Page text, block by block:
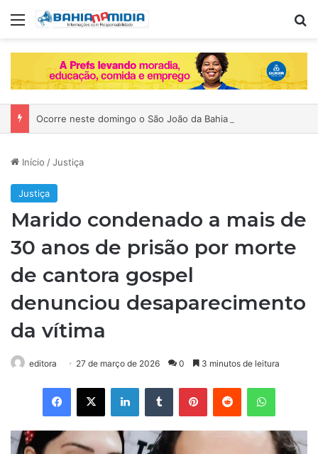
Menu
Início /Justiça
Justiça
Marido condenado a mais de
30 anos de prisão por morte
de cantora gospel
denunciou desaparecimento
da vítima
editora 27 de março de 2026 0 3 minutos de leitura